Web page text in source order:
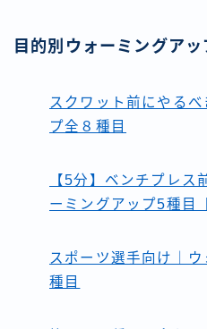
目的別ウォーミングアッ
スクワット前にやる
プ全８種目
【5分】ベンチプレス
ーミングアップ5種目
スポーツ選手向け｜
種目